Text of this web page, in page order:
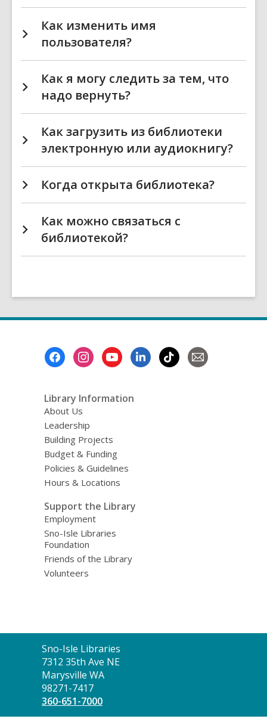
Как изменить имя
пользователя?
Как я могу следить за тем, что
надо вернуть?
Как загрузить из библиотеки
электронную или аудиокнигу?
Когда открыта библиотека?
Как можно связаться с
библиотекой?
Library Information
About Us
Leadership
Building Projects
Budget & Funding
Policies & Guidelines
Hours & Locations
Support the Library
Employment
Sno-Isle Libraries
Foundation
Friends of the Library
Volunteers
Contact
the
Library
Sno-Isle Libraries
7312 35th Ave NE
Marysville WA
98271-7417
360-651-7000